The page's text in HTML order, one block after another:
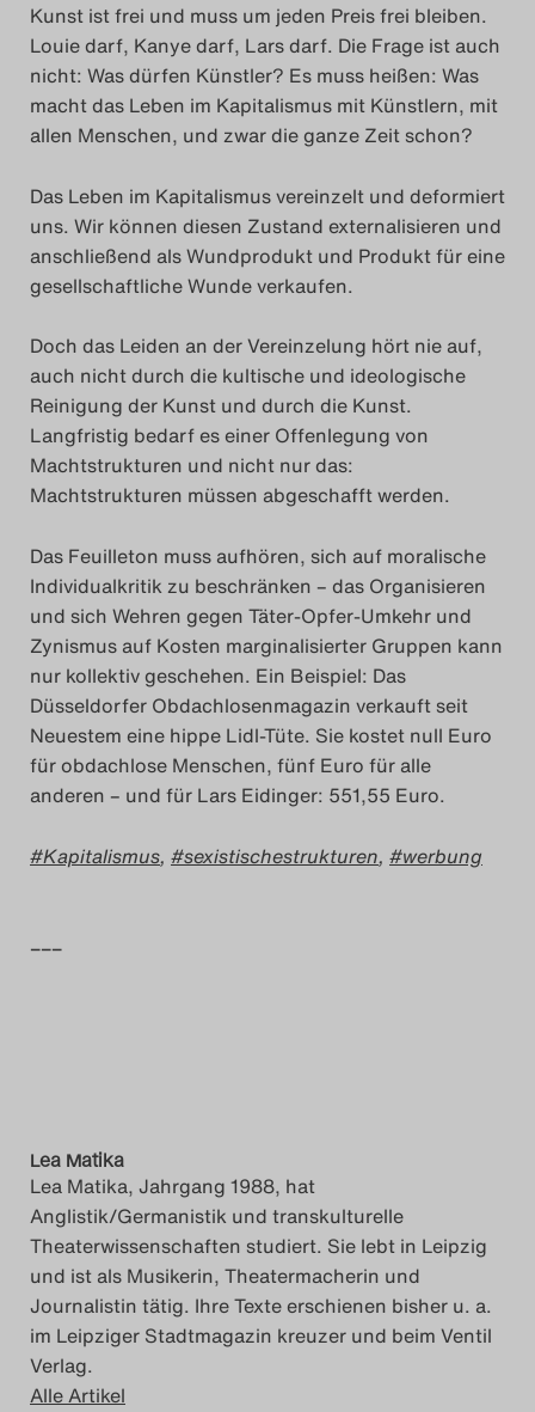
Kunst ist frei und muss um jeden Preis frei bleiben.
Louie darf, Kanye darf, Lars darf. Die Frage ist auch
nicht: Was dürfen Künstler? Es muss heißen: Was
macht das Leben im Kapitalismus mit Künstlern, mit
allen Menschen, und zwar die ganze Zeit schon?
Das Leben im Kapitalismus vereinzelt und deformiert
uns. Wir können diesen Zustand externalisieren und
anschließend als Wundprodukt und Produkt für eine
gesellschaftliche Wunde verkaufen.
Doch das Leiden an der Vereinzelung hört nie auf,
auch nicht durch die kultische und ideologische
Reinigung der Kunst und durch die Kunst.
Langfristig bedarf es einer Offenlegung von
Machtstrukturen und nicht nur das:
Machtstrukturen müssen abgeschafft werden.
Das Feuilleton muss aufhören, sich auf moralische
Individualkritik zu beschränken – das Organisieren
und sich Wehren gegen Täter-Opfer-Umkehr und
Zynismus auf Kosten marginalisierter Gruppen kann
nur kollektiv geschehen. Ein Beispiel: Das
Düsseldorfer Obdachlosenmagazin verkauft seit
Neuestem eine hippe Lidl-Tüte. Sie kostet null Euro
für obdachlose Menschen, fünf Euro für alle
anderen – und für Lars Eidinger: 551,55 Euro.
Kapitalismus, sexistischestrukturen, werbung
–––
Lea Matika
Lea Matika, Jahrgang 1988, hat
Anglistik/Germanistik und transkulturelle
Theaterwissenschaften studiert. Sie lebt in Leipzig
und ist als Musikerin, Theatermacherin und
Journalistin tätig. Ihre Texte erschienen bisher u. a.
im Leipziger Stadtmagazin kreuzer und beim Ventil
Verlag.
Alle Artikel